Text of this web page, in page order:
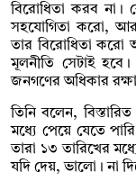
বিরোধিতা করব
সহযোগিতা করো, আর
তার বিরোধিতা করো
মূলনীতি সেটাই
জনগণের অধিকার
তিনি বলেন,
মধ্যে পেয়ে যেতে
তারা ১৩ তারিখের
যদি দেয়, ভালো। না